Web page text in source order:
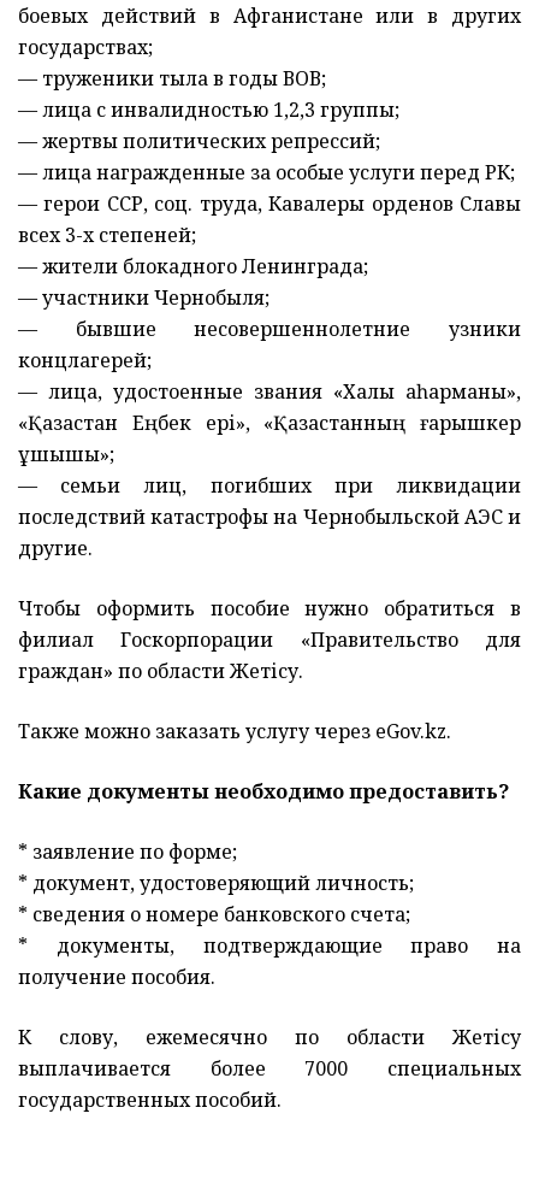
боевых действий в Афганистане или в других
государствах;
— труженики тыла в годы ВОВ;
— лица с инвалидностью 1,2,3 группы;
— жертвы политических репрессий;
— лица награжденные за особые услуги перед РК;
— герои ССР, соц. труда, Кавалеры орденов Славы
всех 3-х степеней;
— жители блокадного Ленинграда;
— участники Чернобыля;
— бывшие несовершеннолетние узники
концлагерей;
— лица, удостоенные звания «Халық қаһарманы»,
«Қазақстан Еңбек ері», «Қазақстанның ғарышкер
ұшқышы»;
— семьи лиц, погибших при ликвидации
последствий катастрофы на Чернобыльской АЭС и
другие.
Чтобы оформить пособие нужно обратиться в
филиал Госкорпорации «Правительство для
граждан» по области Жетісу.
Также можно заказать услугу через eGov.kz.
Какие документы необходимо предоставить?
* заявление по форме;
* документ, удостоверяющий личность;
* сведения о номере банковского счета;
* документы, подтверждающие право на
получение пособия.
К слову, ежемесячно по области Жетісу
выплачивается более 7000 специальных
государственных пособий.